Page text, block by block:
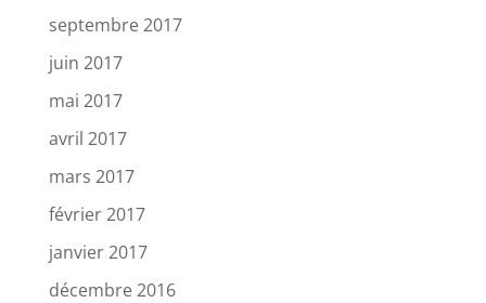
septembre 2017
juin 2017
mai 2017
avril 2017
mars 2017
février 2017
janvier 2017
décembre 2016